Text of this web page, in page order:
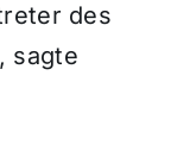
des
sagte